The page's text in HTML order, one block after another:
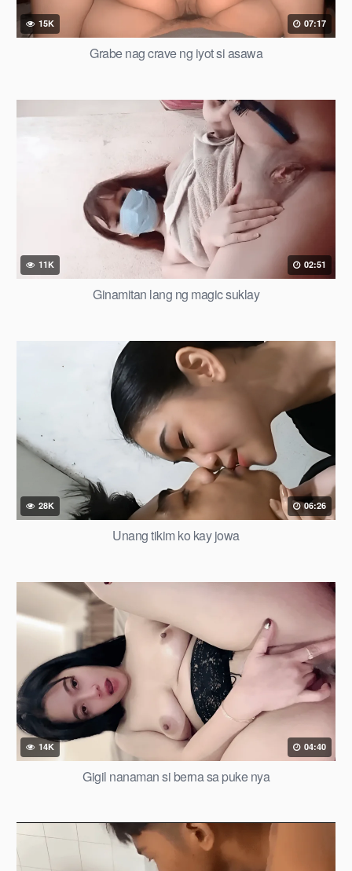
15K 07:17
Grabe nag crave ng iyot si asawa
11K 02:51
Ginamitan lang ng magic suklay
28K 06:26
Unang tikim ko kay jowa
14K 04:40
Gigil nanaman si berna sa puke nya